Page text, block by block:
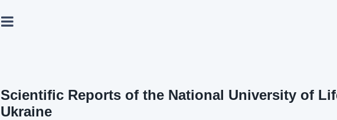
Scientific Reports of the National University of
Ukraine